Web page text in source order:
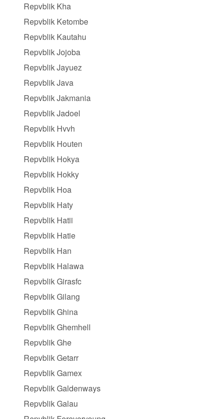
Repvblik Kha
Repvblik Ketombe
Repvblik Kautahu
Repvblik Jojoba
Repvblik Jayuez
Repvblik Java
Repvblik Jakmania
Repvblik Jadoel
Repvblik Hvvh
Repvblik Houten
Repvblik Hokya
Repvblik Hokky
Repvblik Hoa
Repvblik Haty
Repvblik Hatii
Repvblik Hatie
Repvblik Han
Repvblik Halawa
Repvblik Girasfc
Repvblik Gilang
Repvblik Ghina
Repvblik Ghemhell
Repvblik Ghe
Repvblik Getarr
Repvblik Gamex
Repvblik Galdenways
Repvblik Galau